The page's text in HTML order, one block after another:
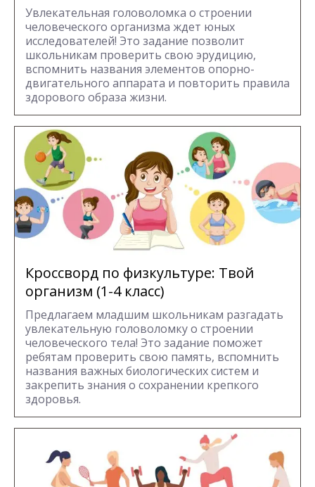
Увлекательная головоломка о строении
человеческого организма ждет юных
исследователей! Это задание позволит
школьникам проверить свою эрудицию,
вспомнить названия элементов опорно-
двигательного аппарата и повторить правила
здорового образа жизни.
Кроссворд по физкультуре: Твой
организм (1-4 класс)
Предлагаем младшим школьникам разгадать
увлекательную головоломку о строении
человеческого тела! Это задание поможет
ребятам проверить свою память, вспомнить
названия важных биологических систем и
закрепить знания о сохранении крепкого
здоровья.